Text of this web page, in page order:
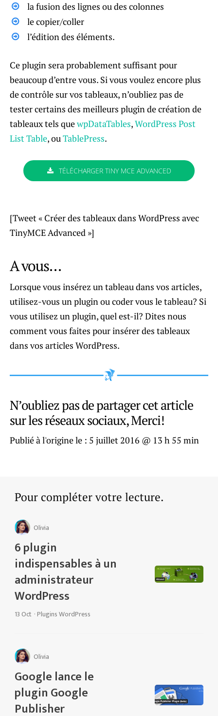
la fusion des lignes ou des colonnes
le copier/coller
l’édition des éléments.
Ce plugin sera probablement suffisant pour
beaucoup d’entre vous. Si vous voulez encore plus
de contrôle sur vos tableaux, n’oubliez pas de
tester certains des meilleurs plugin de création de
tableaux tels quewpDataTables,WordPress Post
List Table, ouTablePress.
TÉLÉCHARGER TINY MCE ADVANCED
[Tweet « Créer des tableaux dans WordPress avec
TinyMCE Advanced »]
A vous…
Lorsque vous insérez un tableau dans vos articles,
utilisez-vous un plugin ou coder vous le tableau? Si
vous utilisez un plugin, quel est-il? Dites nous
comment vous faites pour insérer des tableaux
dans vos articles WordPress.
N’oubliez pas de partager cet article
sur les réseaux sociaux, Merci!
Publié à l'origine le : 5 juillet 2016 @ 13 h 55 min
Pour compléter votre lecture.
Olivia
6 plugin
indispensables à un
administrateur
WordPress
13 Oct ·Plugins WordPress
Olivia
Google lance le
plugin Google
Publisher